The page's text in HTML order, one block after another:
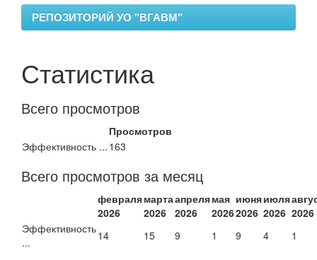
РЕПОЗИТОРИЙ УО "ВГАВМ"
Статистика
Всего просмотров
Просмотров
Эффективность ... 163
Всего просмотров за месяц
февраля
2026
марта
2026
апреля
2026
мая
2026
июня
2026
июля
2026 2026
Эффективность
...
14 15 9 1 9 4 1